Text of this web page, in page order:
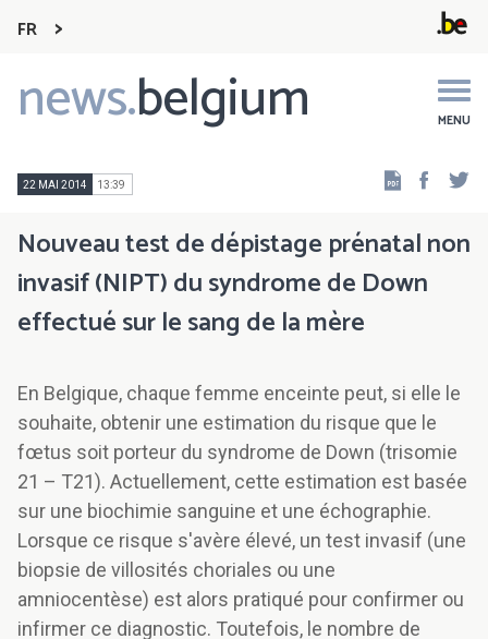
FR
news.belgium MENU
Main
navigation
22 MAI 2014 13:39
Nouveau test de dépistage prénatal non
invasif (NIPT) du syndrome de Down
effectué sur le sang de la mère
En Belgique, chaque femme enceinte peut, si elle le
souhaite, obtenir une estimation du risque que le
fœtus soit porteur du syndrome de Down (trisomie
21 – T21). Actuellement, cette estimation est basée
sur une biochimie sanguine et une échographie.
Lorsque ce risque s'avère élevé, un test invasif (une
biopsie de villosités choriales ou une
amniocentèse) est alors pratiqué pour confirmer ou
infirmer ce diagnostic. Toutefois, le nombre de